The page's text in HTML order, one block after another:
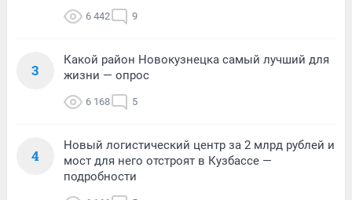
6 442 9
3
Какой район Новокузнецка самый лучший для
жизни — опрос
6 168 5
4
Новый логистический центр за 2 млрд рублей и
мост для него отстроят в Кузбассе —
подробности